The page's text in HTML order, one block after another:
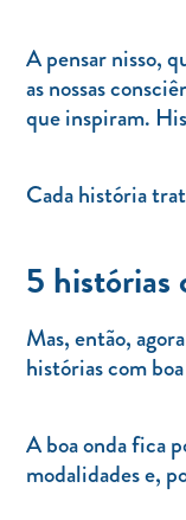
A pensar nisso,
as nossas
que inspiram.
Cada história
5 histórias
Mas, então,
histórias com
A boa onda fica
modalidades e,